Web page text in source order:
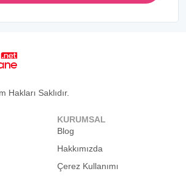
Saklıdır.
KURUMSAL
Blog
Hakkımızda
Çerez Kullanımı